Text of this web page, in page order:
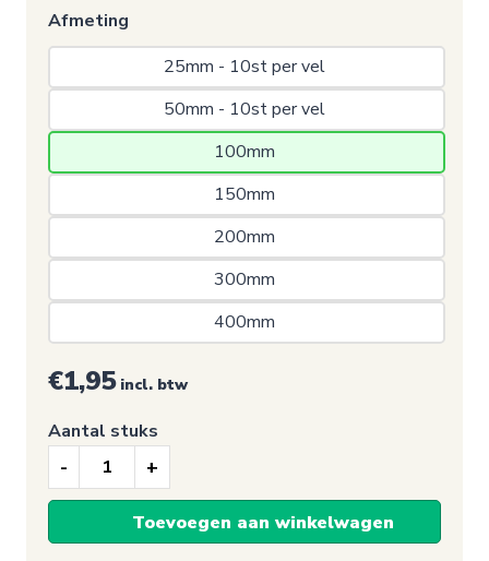
Afmeting
25mm - 10st per vel
50mm - 10st per vel
100mm
150mm
200mm
300mm
400mm
€1,95 incl. btw
Nooduitgang
sticker,
Nooduitgang
Aantal stuks
Toevoegen aan winkelwagen